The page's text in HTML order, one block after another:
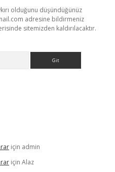
olduğunu düşündüğünüz
adresine bildirmeniz
sitemizden kaldırılacaktır.
için admin
için Alaz